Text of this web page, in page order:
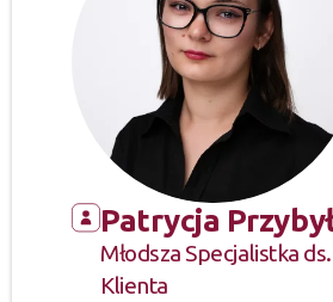
Patrycja
Młodsza Specjalistka
Klienta